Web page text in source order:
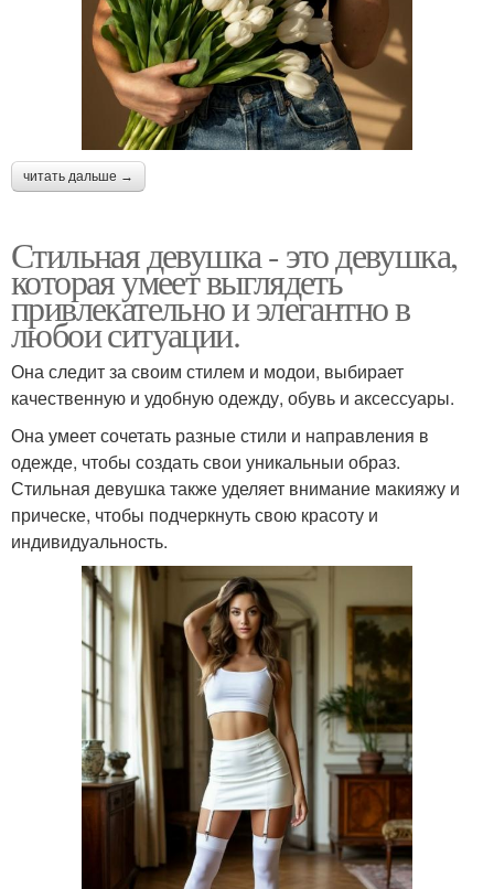
читать дальше →
Стильная девушка - это девушка,
которая умеет выглядеть
привлекательно и элегантно в
любои ситуации.
Она следит за своим стилем и модои, выбирает
качественную и удобную одежду, обувь и аксессуары.
Она умеет сочетать разные стили и направления в
одежде, чтобы создать свои уникальныи образ.
Стильная девушка также уделяет внимание макияжу и
прическе, чтобы подчеркнуть свою красоту и
индивидуальность.